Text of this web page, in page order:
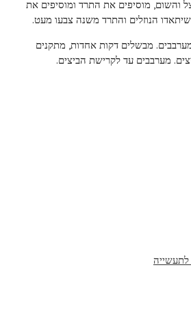
והשום, מוסיפים את התרד ומוסיפים את
הנוזלים והתרד משנה צבעו מעט.
מבשלים דקות אחדות, מתקנים
מערבבים עד לקרישת הביצים.
לתעשייה